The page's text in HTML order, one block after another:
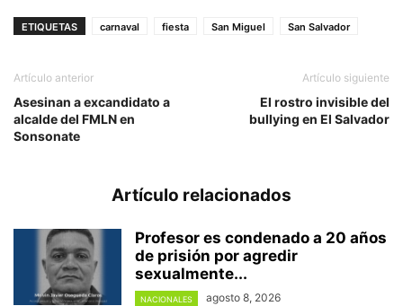
ETIQUETAS carnaval fiesta San Miguel San Salvador
Artículo anterior
Asesinan a excandidato a
alcalde del FMLN en
Sonsonate
Artículo siguiente
El rostro invisible del
bullying en El Salvador
Artículo relacionados
Profesor es condenado a 20 años
de prisión por agredir
sexualmente...
NACIONALES agosto 8, 2026